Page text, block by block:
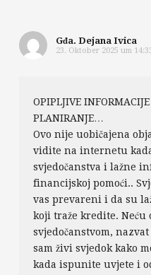
Gđa. Dejana Ivica
23. Oktober 2025 um
OPIPLJIVE
PLANIRANJE…
Ovo nije uobičajena
vidite na internetu
svjedočanstva i lažne
financijskoj pomoći..
vas prevareni i da su
koji traže kredite.
svjedočanstvom,
sam živi svjedok kako
kada ispunite uvjete i